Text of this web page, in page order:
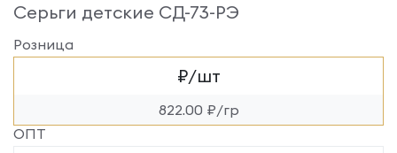
Серьги детские СД-73-РЭ
Розница
₽/шт
822.00 ₽/гр
ОПТ